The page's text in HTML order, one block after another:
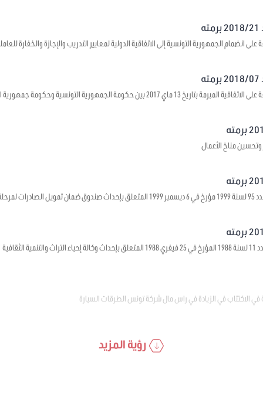
على انضمام الجمهورية التونسية إلى الاتفاقية الدولية لمعايير التدريب والإجازة والخفارة
2017 بين حكومة الجمهورية التونسية وحكومة جمهورية الصين الشعبية حول بعث مراكز ثقافية
وتحسين مناخ الأعمال
الشحن
في الاكتتاب في الزيادة في راس مال شركة تونس الطرقات السيارة
رؤية المزيد